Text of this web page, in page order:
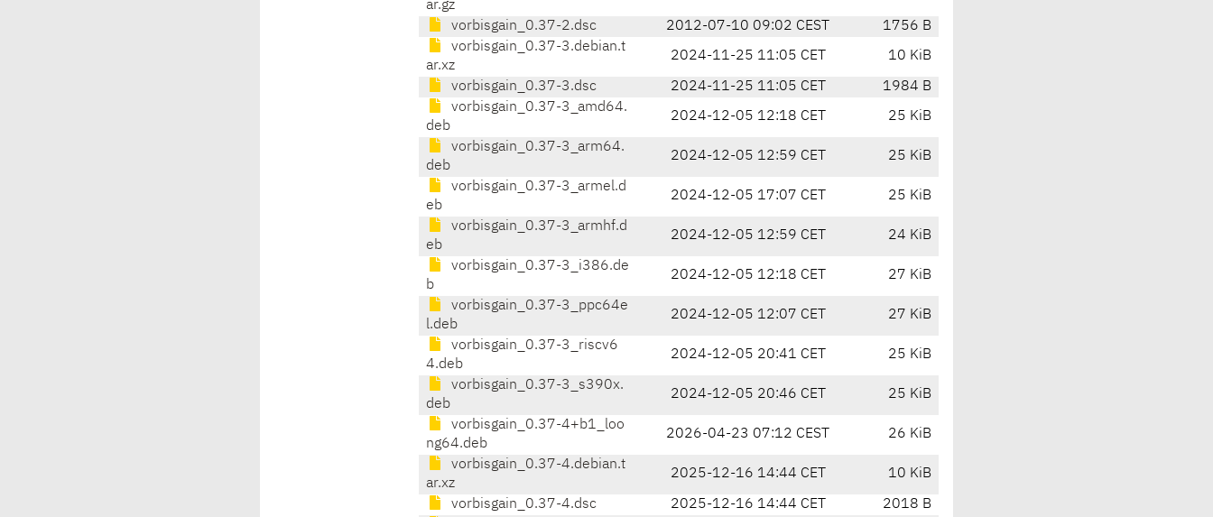
ar.gz
vorbisgain_0.37-2.dsc 2012-07-10 09:02 CEST
1756 B
vorbisgain_0.37-3.debian.t
ar.xz
2024-11-25 11:05 CET 10 KiB
vorbisgain_0.37-3.dsc 2024-11-25 11:05 CET
1984 B
vorbisgain_0.37-3_amd64.
deb
2024-12-05 12:18 CET 25 KiB
vorbisgain_0.37-3_arm64.
deb
2024-12-05 12:59 CET 25 KiB
vorbisgain_0.37-3_armel.d
eb
2024-12-05 17:07 CET 25 KiB
vorbisgain_0.37-3_armhf.d
eb
2024-12-05 12:59 CET 24 KiB
vorbisgain_0.37-3_i386.de
b
2024-12-05 12:18 CET 27 KiB
vorbisgain_0.37-3_ppc64e
l.deb
2024-12-05 12:07 CET 27 KiB
vorbisgain_0.37-3_riscv6
4.deb
2024-12-05 20:41 CET 25 KiB
vorbisgain_0.37-3_s390x.
deb
2024-12-05 20:46 CET 25 KiB
vorbisgain_0.37-4+b1_loo
ng64.deb
2026-04-23 07:12 CEST 26 KiB
vorbisgain_0.37-4.debian.t
ar.xz
2025-12-16 14:44 CET 10 KiB
vorbisgain_0.37-4.dsc 2025-12-16 14:44 CET 2018 B